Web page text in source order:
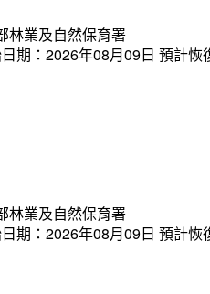
林業及自然保育署
期：2026年08月09日 預計
林業及自然保育署
期：2026年08月09日 預計